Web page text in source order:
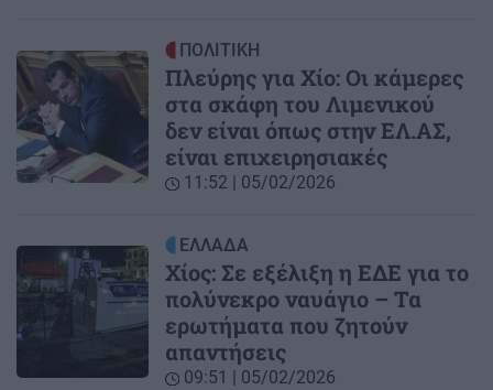
ΠΟΛΙΤΙΚΗ
Πλεύρης για Χίο: Οι κάμερες
στα σκάφη του Λιμενικού
δεν είναι όπως στην ΕΛ.ΑΣ,
είναι επιχειρησιακές
11:52 | 05/02/2026
ΕΛΛΑΔΑ
Χίος: Σε εξέλιξη η ΕΔΕ για το
πολύνεκρο ναυάγιο – Τα
ερωτήματα που ζητούν
απαντήσεις
09:51 | 05/02/2026